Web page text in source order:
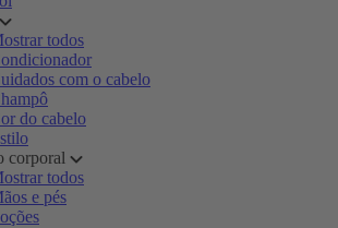
todos
com o cabelo
do cabelo
corporal
todos
e pés